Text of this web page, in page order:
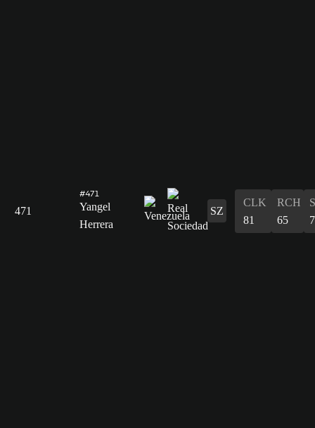
471
#471
Yangel
Herrera
SZ
CLK
81
RCH
65